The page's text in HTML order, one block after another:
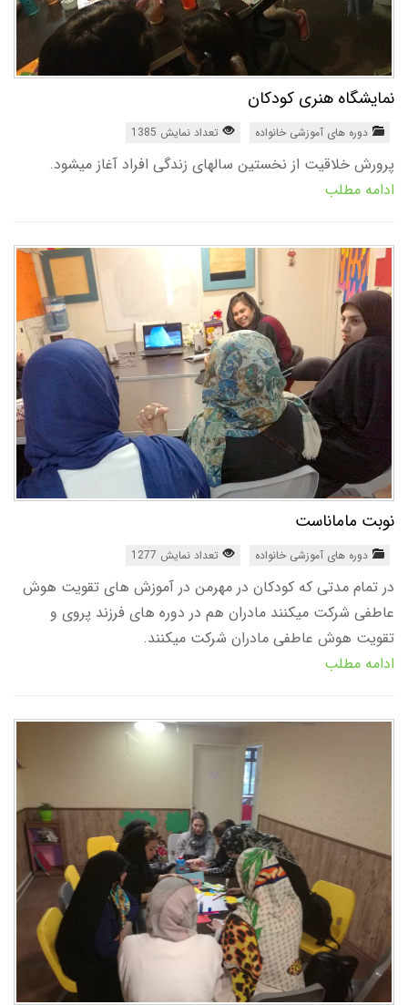
نمایشگاه هنری کودکان
دوره های آموزشی خانواده تعداد نمایش 1385
پرورش خلاقیت از نخستین سالهای زندگی افراد آغاز میشود.
ادامه مطلب
نوبت ماماناست
دوره های آموزشی خانواده تعداد نمایش 1277
در تمام مدتی که کودکان در مهرمن در آموزش های تقویت هوش
عاطفی شرکت میکنند مادران هم در دوره های فرزند پروی و
تقویت هوش عاطفی مادران شرکت میکنند.
ادامه مطلب